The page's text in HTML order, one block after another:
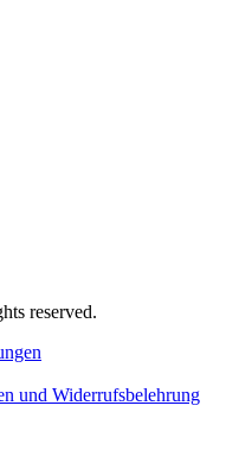
reserved.
und Widerrufsbelehrung